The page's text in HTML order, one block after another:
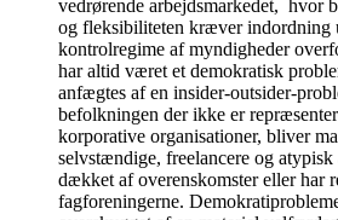
vedrørende arbejdsmarkedet, hvor
og fleksibiliteten kræver indordning
kontrolregime af myndigheder
har altid været et demokratisk
anfægtes af en insider-outsider-
befolkningen der ikke er
korporative organisationer, bliver
selvstændige, freelancere og atypisk
dækket af overenskomster eller har
fagforeningerne.